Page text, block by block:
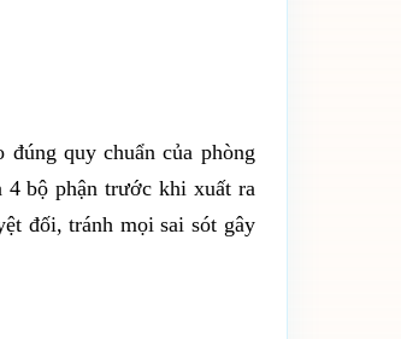
quy chuẩn của phòng
4 bộ phận trước khi xuất ra
đối, tránh mọi sai sót gây